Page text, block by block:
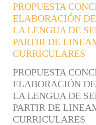
PROPUESTA
ELABORACIÓN
LA LENGUA DE
PARTIR DE
CURRICULARES
PROPUESTA
ELABORACIÓN
LA LENGUA DE
PARTIR DE
CURRICULARES